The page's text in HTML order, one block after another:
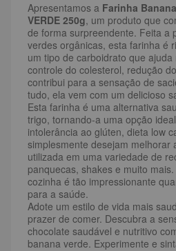
Apresentamos a Farinha
VERDE 250g, um produto que
de forma surpreendente. Feita a
verdes orgânicas, esta farinha é
um tipo de carboidrato que
controle do colesterol, redução
contribui para a sensação de
tudo, ela vem com um delicioso
Esta farinha é uma alternativa
trigo, tornando-a uma opção
intolerância ao glúten, dieta low
simplesmente desejam melhorar
utilizada em uma variedade de
panquecas, shakes e muito
cozinha é tão impressionante
para a saúde.
Adote um estilo de vida mais
prazer de comer. Descubra a
chocolate saudável e nutritivo
banana verde. Experimente e